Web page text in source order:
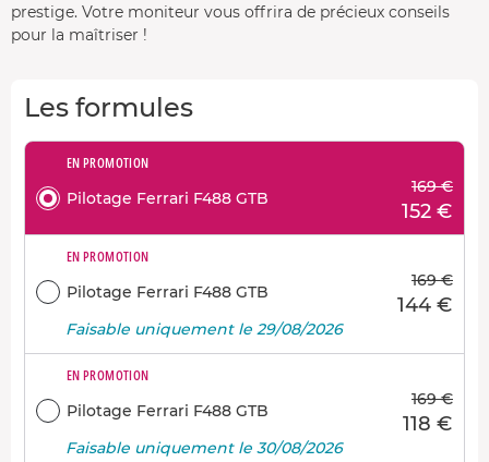
prestige. Votre moniteur vous offrira de précieux conseils
pour la maîtriser !
Les formules
EN PROMOTION
Pilotage Ferrari F488 GTB
169 €
152 €
EN PROMOTION
Pilotage Ferrari F488 GTB
169 €
144 €
Faisable uniquement le 29/08/2026
EN PROMOTION
Pilotage Ferrari F488 GTB
169 €
118 €
Faisable uniquement le 30/08/2026